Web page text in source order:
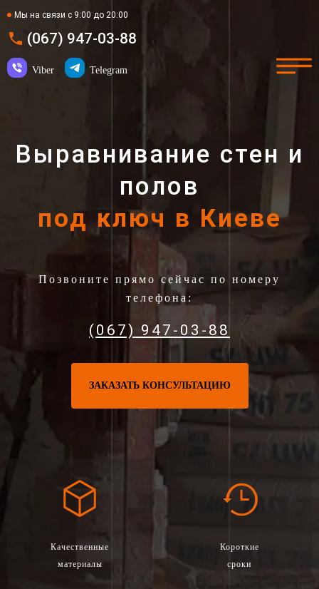
Мы на связи с 9:00 до 20:00
(067) 947-03-88
Viber Telegram
Выравнивание стен и
полов
под ключ в Киеве
Позвоните прямо сейчас по номеру
телефона:
(067) 947-03-88
ЗАКАЗАТЬ КОНСУЛЬТАЦИЮ
Качественные
материалы
Короткие
сроки